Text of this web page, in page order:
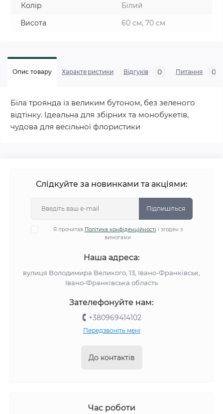
Колір
Білий
Висота
60 см, 70 см
Опис товару Характеристики Відгуків 0 Питання 0
Біла троянда із великим бутоном, без зеленого
відтінку. Ідеальна для збірних та монобукетів,
чудова для весільної флористики
Слідкуйте за новинками та акціями:
Підпишіться
Я прочитав Політика конфіденційності і згоден з
вимогами
Наша адреса:
вулиця Володимира Великого, 13, Івано-Франківськ,
Івано-Франківська область
Зателефонуйте нам:
+380969414102
Передзвоніть мені
До контактів
Час роботи